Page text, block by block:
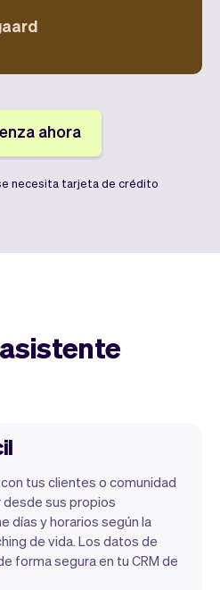
ahora
necesita tarjeta de crédito
tus clientes o comunidad
desde sus propios
días y horarios según la
de vida. Los datos de
forma segura en tu CRM de
objetivo es permitirte
en tu talento. Vev se
Obtendrás tu propio